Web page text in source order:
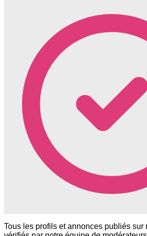
Tous les profils et annonces publiés sur